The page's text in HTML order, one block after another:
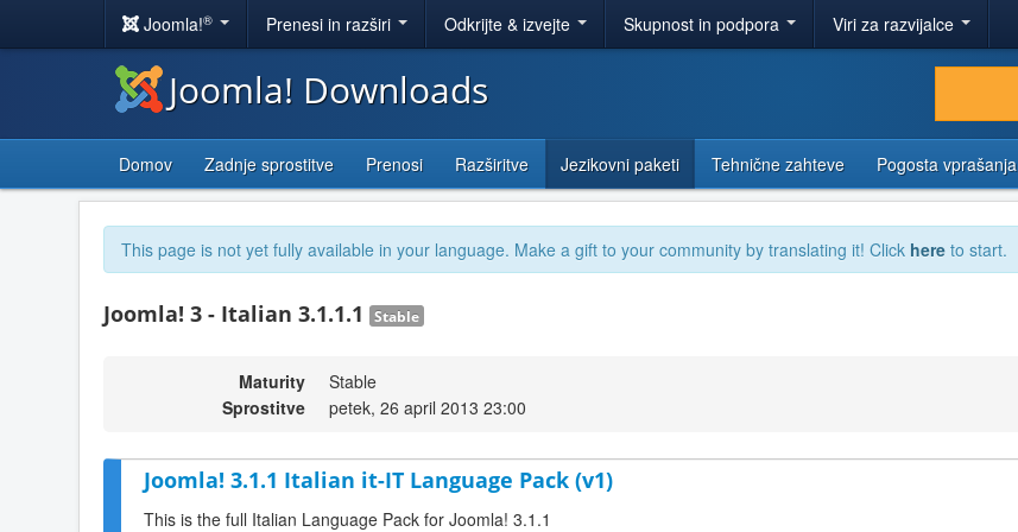
Joomla!® Prenesi in razširi Odkrijte & izvejte Skupnost in podpora Viri za razvijalce
Joomla! Downloads
Domov Zadnje sprostitve Prenosi Razširitve Jezikovni paketi Tehnične zahteve Pogosta vprašanja
This page is not yet fully available in your language. Make a gift to your community by translating it! Click here to start.
Joomla! 3 - Italian 3.1.1.1 Stable
Maturity
Stable
Sprostitve
petek, 26 april 2013 23:00
Joomla! 3.1.1 Italian it-IT Language Pack (v1)
This is the full Italian Language Pack for Joomla! 3.1.1